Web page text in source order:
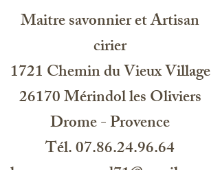
magnesium chloride,
methylisothiazolinone, glycerin,
Centre de controle et de qualité de
Savonniers, 2031 BH, 41 Haarlem NL
Maitre savonnier et Artisan
cirier
1721 Chemin du Vieux Village
26170 Mérindol les Oliviers
Drome - Provence
Tél. 07.86.24.96.64